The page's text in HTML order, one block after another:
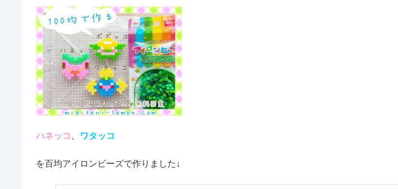
ハネッコ 、 ワタッコ
を百均アイロンビーズで作りました↓